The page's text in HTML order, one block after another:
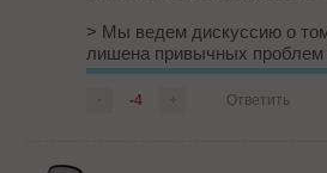
> Мы ведем дискуссию о
лишена привычных проблем
предельно доказуемо, вам
почитать об этом или
-4 Ответить